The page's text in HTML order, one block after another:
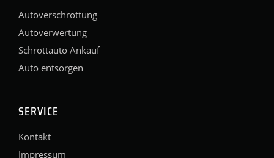
Autoverschrottung
Autoverwertung
Schrottauto Ankauf
Auto entsorgen
SERVICE
Kontakt
Impressum